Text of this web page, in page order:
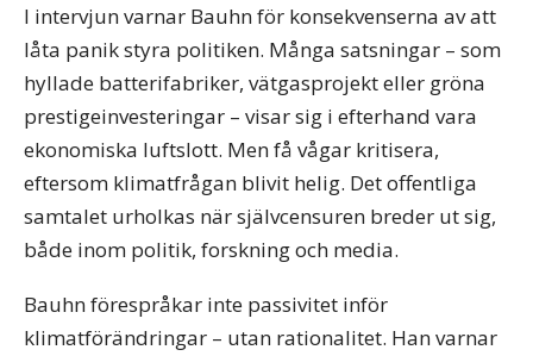
I intervjun varnar Bauhn för konsekvenserna av att
låta panik styra politiken. Många satsningar – som
hyllade batterifabriker, vätgasprojekt eller gröna
prestigeinvesteringar – visar sig i efterhand vara
ekonomiska luftslott. Men få vågar kritisera,
eftersom klimatfrågan blivit helig. Det offentliga
samtalet urholkas när självcensuren breder ut sig,
både inom politik, forskning och media.
Bauhn förespråkar inte passivitet inför
klimatförändringar – utan rationalitet. Han varnar